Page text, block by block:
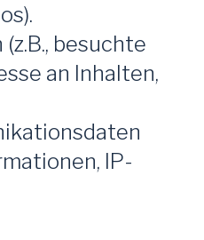
besuchte
an Inhalten,
IP-